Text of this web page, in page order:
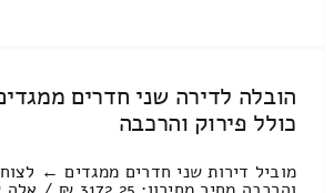
הובלה לדירה שני חדרים
כולל פירוק והרכבה
מוביל דירות שני חדרים ממגדים ←